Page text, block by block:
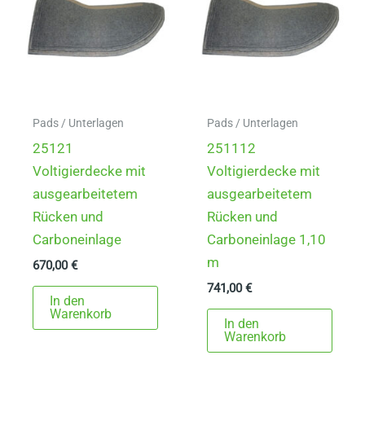
können
auf
Pads / Unterlagen
25121
Voltigierdecke mit
ausgearbeitetem
Rücken und
Carboneinlage
670,00€
In den
Warenkorb
Pads / Unterlagen
251112
Voltigierdecke mit
ausgearbeitetem
Rücken und
Carboneinlage 1,10
m
741,00€
In den
Warenkorb